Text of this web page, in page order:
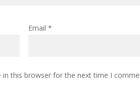
Email*
in this browser for the next time I